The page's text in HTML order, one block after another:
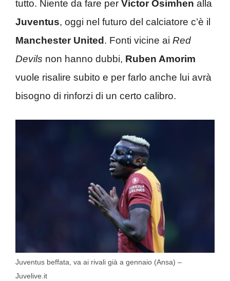
tutto. Niente da fare per Victor Osimhen alla
Juventus, oggi nel futuro del calciatore c’è il
Manchester United . Fonti vicine ai Red
Devils non hanno dubbi, Ruben Amorim
vuole risalire subito e per farlo anche lui avrà
bisogno di rinforzi di un certo calibro.
Juventus beffata, va ai rivali già a gennaio (Ansa) –
Juvelive.it